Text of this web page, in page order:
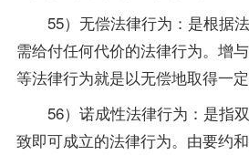
55）无偿法律行为：是根据
需给付任何代价的法律行为。增
等法律行为就是以无偿地取得一
56）诺成性法律行为：是指
致即可成立的法律行为。由要约和